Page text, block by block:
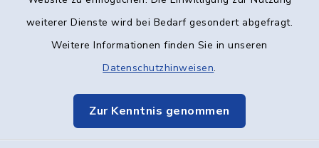
weiterer Dienste wird bei Bedarf gesondert abgefragt.
Weitere Informationen finden Sie in unseren
Datenschutzhinweisen.
Zur Kenntnis genommen
Datenschutz
Elektronische Kommunikation